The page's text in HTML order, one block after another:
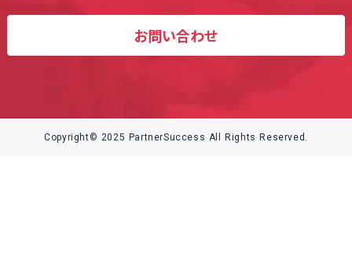
お問い合わせ
Copyright© 2025 PartnerSuccess All Rights Reserved.